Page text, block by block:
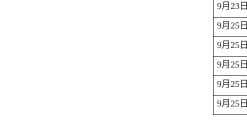
9月23日
9月25日
9月25日
9月25日
9月25日
9月25日